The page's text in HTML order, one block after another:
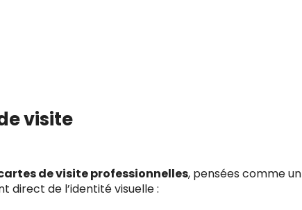
visite
de visite professionnelles, pensées comme un
direct de l’identité visuelle :